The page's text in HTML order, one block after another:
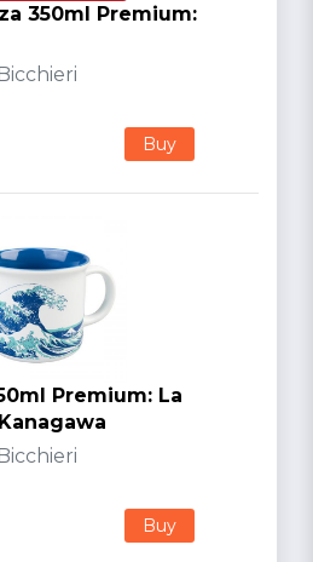
350ml Premium:
Buy
Premium: La
Buy